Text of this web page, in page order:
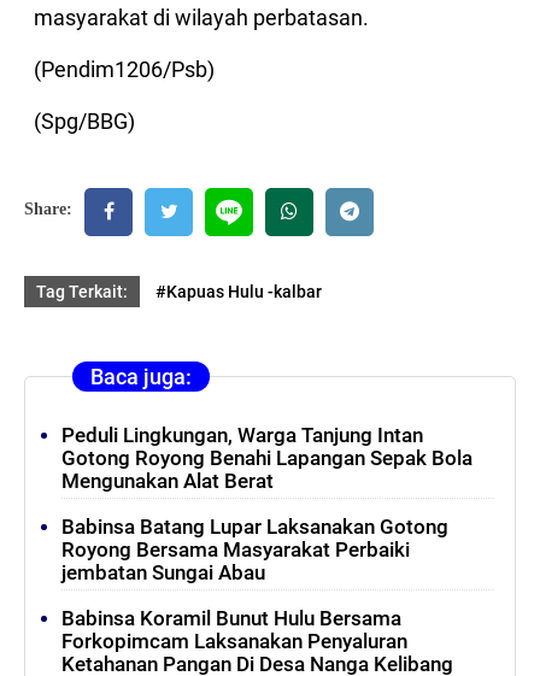
masyarakat di wilayah perbatasan.
(Pendim1206/Psb)
(Spg/BBG)
Share:
Tag Terkait: #Kapuas Hulu -kalbar
Baca juga:
Peduli Lingkungan, Warga Tanjung Intan
Gotong Royong Benahi Lapangan Sepak Bola
Mengunakan Alat Berat
Babinsa Batang Lupar Laksanakan Gotong
Royong Bersama Masyarakat Perbaiki
jembatan Sungai Abau
Babinsa Koramil Bunut Hulu Bersama
Forkopimcam Laksanakan Penyaluran
Ketahanan Pangan Di Desa Nanga Kelibang